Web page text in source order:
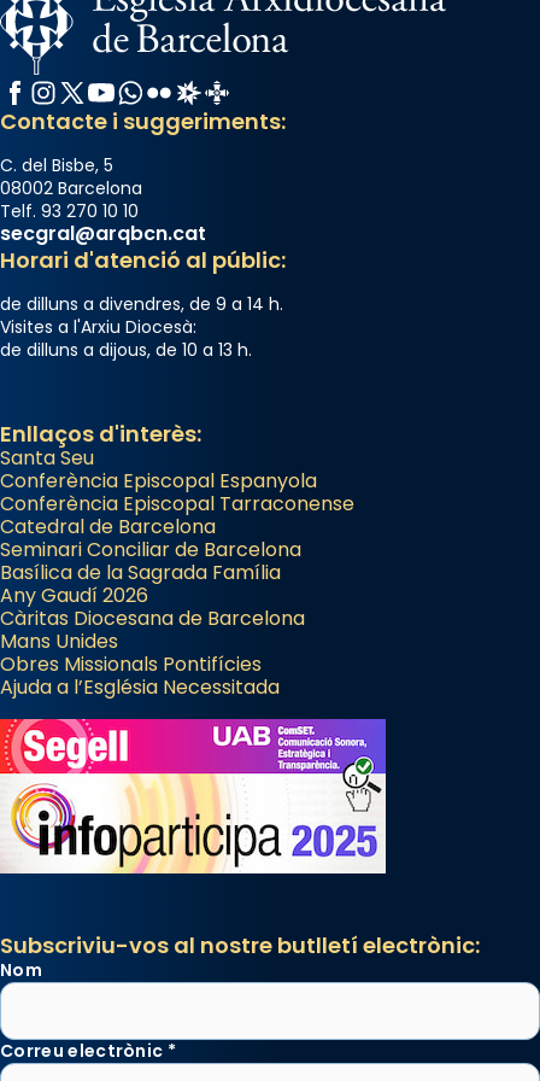
Santes a Mataró»🥵.
Photo
View on Facebook Share
Facebook
Instagram
X / Twitter
YouTube
WhatsApp
FlickrRadio Estel
Catalunya Cristiana
Contacte i suggeriments:
C. del Bisbe, 5
08002 Barcelona
Telf. 93 270 10 10
secgral@arqbcn.cat
Horari d'atenció al públic:
de dilluns a divendres, de 9 a 14 h.
Visites a l'Arxiu Diocesà:
de dilluns a dijous, de 10 a 13 h.
Enllaços d'interès:
Santa Seu
Conferència Episcopal Espanyola
Conferència Episcopal Tarraconense
Catedral de Barcelona
Seminari Conciliar de Barcelona
Basílica de la Sagrada Família
Any Gaudí 2026
Càritas Diocesana de Barcelona
Mans Unides
Obres Missionals Pontifícies
Ajuda a l’Església Necessitada
Subscriviu-vos al nostre butlletí electrònic:
Nom
Correu electrònic *